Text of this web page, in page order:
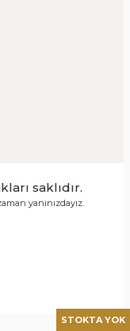
STOKTA YOK
STOKTA YOK
saklıdır.
yanınızdayız.